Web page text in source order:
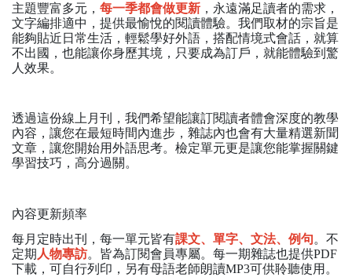
主題豐富多元， 每一季都會做更新 ，永遠滿足讀者的需求，
文字編排適中，提供最愉悅的閱讀體驗。我們取材的宗旨是
能夠貼近日常生活，輕鬆學好外語，搭配情境式會話，就算
不出國，也能讓你身歷其境，只要成為訂戶，就能體驗到驚
人效果。
透過這份線上月刊，我們希望能讓訂閱讀者體會深度的教學
內容，讓您在最短時間內進步，雜誌內也會有大量精選新聞
文章，讓您開始用外語思考。檢定單元更是讓您能掌握關鍵
學習技巧，高分過關。
內容更新頻率
每月定時出刊，每一單元皆有課文、單字、文法、例句。不
定期 人物專訪。皆為訂閱會員專屬。每一期雜誌也提供PDF
下載，可自行列印，另有母語老師朗讀MP3可供聆聽使用。